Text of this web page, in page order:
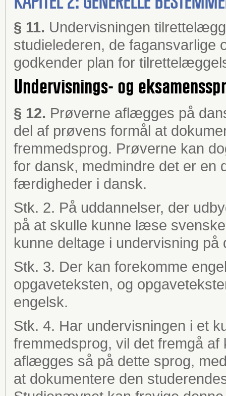
§ 11. Undervisningen
studielederen, de
godkender plan for
Undervisnings- og
§ 12. Prøverne aflægges på
del af prøvens formål at
fremmedsprog. Prøverne kan
for dansk, medmindre det er en
færdigheder i dansk.
Stk. 2. På uddannelser, der
på at skulle kunne læse
kunne deltage i undervisning på
Stk. 3. Der kan forekomme
opgaveteksten, og
engelsk.
Stk. 4. Har undervisningen i et
fremmedsprog, vil det fremgå
aflægges så på dette sprog,
at dokumentere den